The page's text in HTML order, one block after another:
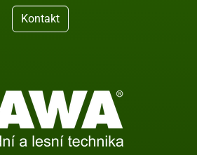
Kontakt